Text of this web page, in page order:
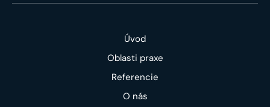
Úvod
Oblasti praxe
Referencie
O nás